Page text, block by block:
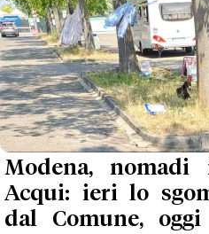
Modena,
Acqui: ieri lo
dal Comune,